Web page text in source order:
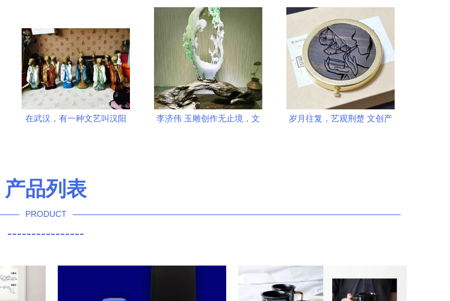
在武汉，有一种文艺叫汉阳
李济伟 玉雕创作无止境，文
岁月往复，艺观荆楚 文创产
产品列表
PRODUCT
----------------